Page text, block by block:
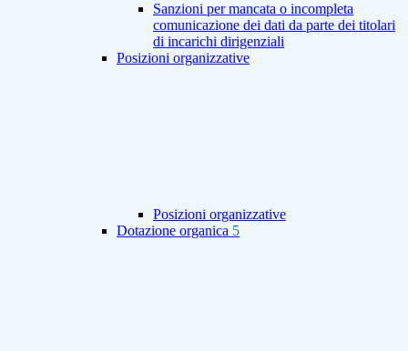
Sanzioni per mancata o incompleta
comunicazione dei dati da parte dei titolari
di incarichi dirigenziali
Posizioni organizzative
Posizioni organizzative
Dotazione organica 5